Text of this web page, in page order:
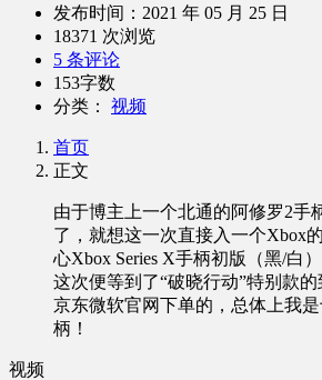
发布时间： 2021 年 05 月 25 日
18371 次浏览
5 条评论
153字数
分类：
视频
首页
正文
由于博主上一个北通的阿修罗2手
了，就想这一次直接入一个Xbox
心Xbox Series X手柄初版（黑/白
这次便等到了“破晓行动”特别款
京东微软官网下单的，总体上我
柄！
视频